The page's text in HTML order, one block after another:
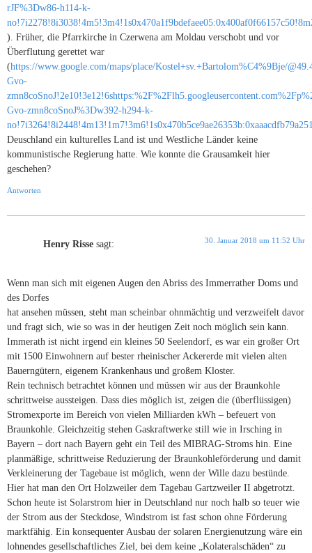
rJF%3Dw86-h114-k-
). Früher, die Pfarrkirche in Czerwena am Moldau verschobt und vor
Überflutung gerettet war
(https://www.google.com/maps/place/Kostel+sv.+Bartolom%C4%9Bje/
Gvo-
Gvo-zmn8coSnoJ%3Dw392-h294-k-
Deuschland ein kulturelles Land ist und Westliche Länder keine
kommunistische Regierung hatte. Wie konnte die Grausamkeit hier
geschehen?
Antworten
Henry Risse sagt: 30. Januar 2018 um 11:52 Uhr
Wenn man sich mit eigenen Augen den Abriss des Immerrather Doms und
des Dorfes
hat ansehen müssen, steht man scheinbar ohnmächtig und verzweifelt davor
und fragt sich, wie so was in der heutigen Zeit noch möglich sein kann.
Immerath ist nicht irgend ein kleines 50 Seelendorf, es war ein großer Ort
mit 1500 Einwohnern auf bester rheinischer Ackererde mit vielen alten
Bauerngütern, eigenem Krankenhaus und großem Kloster.
Rein technisch betrachtet können und müssen wir aus der Braunkohle
schrittweise aussteigen. Dass dies möglich ist, zeigen die (überflüssigen)
Stromexporte im Bereich von vielen Milliarden kWh – befeuert von
Braunkohle. Gleichzeitig stehen Gaskraftwerke still wie in Irsching in
Bayern – dort nach Bayern geht ein Teil des MIBRAG-Stroms hin. Eine
planmäßige, schrittweise Reduzierung der Braunkohleförderung und damit
Verkleinerung der Tagebaue ist möglich, wenn der Wille dazu bestünde.
Hier hat man den Ort Holzweiler dem Tagebau Gartzweiler II abgetrotzt.
Schon heute ist Solarstrom hier in Deutschland nur noch halb so teuer wie
der Strom aus der Steckdose, Windstrom ist fast schon ohne Förderung
marktfähig. Ein konsequenter Ausbau der solaren Energienutzung wäre ein
lohnendes gesellschaftliches Ziel, bei dem keine „Kolateralschäden“ zu